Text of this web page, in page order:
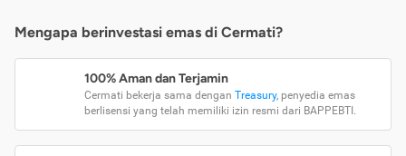
Mengapa berinvestasi emas di Cermati?
100% Aman dan Terjamin
Cermati bekerja sama dengan Treasury, penyedia emas
berlisensi yang telah memiliki izin resmi dari BAPPEBTI.